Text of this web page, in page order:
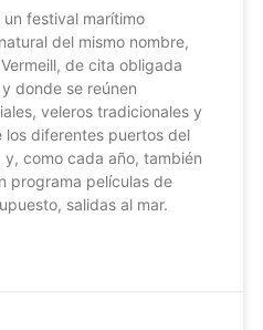
un festival marítimo
del mismo nombre,
de cita obligada
donde se reúnen
veleros tradicionales y
diferentes puertos del
y, como cada año, también
programa películas de
salidas al mar.